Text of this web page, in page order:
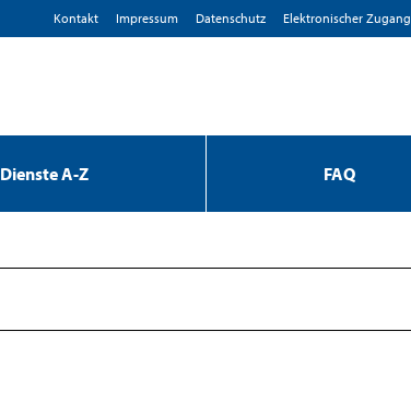
Kontakt Impressum D­atenschutz Elektronischer Zugang
Dienste A-Z FAQ